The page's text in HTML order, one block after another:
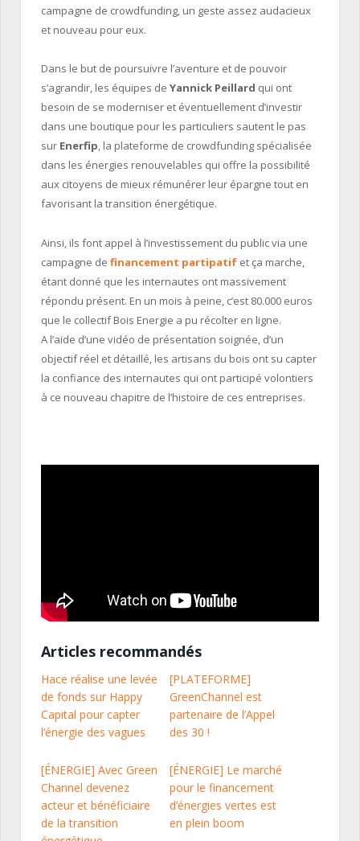
campagne de crowdfunding, un geste assez audacieux
et nouveau pour eux.
Dans le but de poursuivre l’aventure et de pouvoir
s’agrandir, les équipes de Yannick Peillard qui ont
besoin de se moderniser et éventuellement d’investir
dans une boutique pour les particuliers sautent le pas
sur Enerfip, la plateforme de crowdfunding spécialisée
dans les énergies renouvelables qui offre la possibilité
aux citoyens de mieux rémunérer leur épargne tout en
favorisant la transition énergétique.
Ainsi, ils font appel à l’investissement du public via une
campagne de financement partipatif et ça marche,
étant donné que les internautes ont massivement
répondu présent. En un mois à peine, c’est 80.000 euros
que le collectif Bois Energie a pu récolter en ligne.
A l’aide d’une vidéo de présentation soignée, d’un
objectif réel et détaillé, les artisans du bois ont su capter
la confiance des internautes qui ont participé volontiers
à ce nouveau chapitre de l’histoire de ces entreprises.
Articles recommandés
Hace réalise une levée
de fonds sur Happy
Capital pour capter
l’énergie des vagues
[PLATEFORME]
GreenChannel est
partenaire de l’Appel
des 30 !
[ÉNERGIE] Avec Green
Channel devenez
acteur et bénéficiaire
de la transition
[ÉNERGIE] Le marché
pour le financement
d’énergies vertes est
en plein boom